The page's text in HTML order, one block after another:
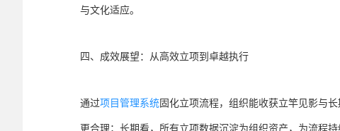
与文化适应。
四、成效展望：从高效立项到卓越执行
通过项目管理系统 固化立项流程，组织能收获立竿见影与
更合理；长期看，所有立项数据沉淀为组织资产，为流程